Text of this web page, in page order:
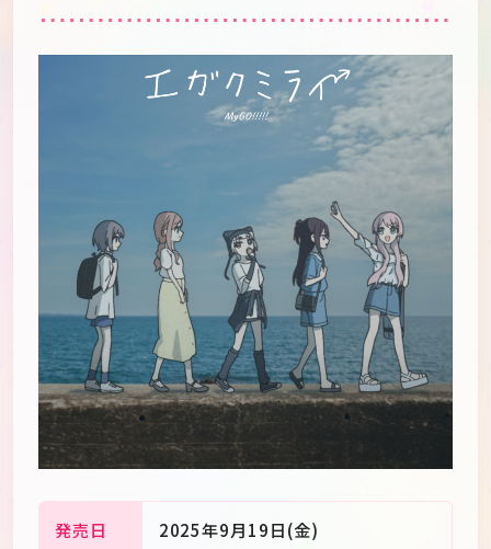
Game Media
About
Goods
発売日 2025年9月19日(金)